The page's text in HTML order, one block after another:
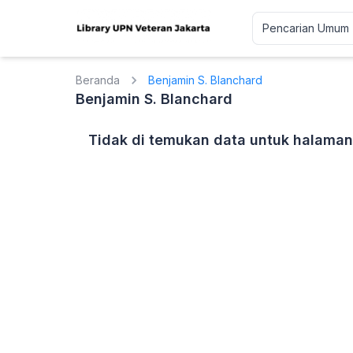
Beranda Benjamin S. Blanchard
Benjamin S. Blanchard
Tidak di temukan data untuk